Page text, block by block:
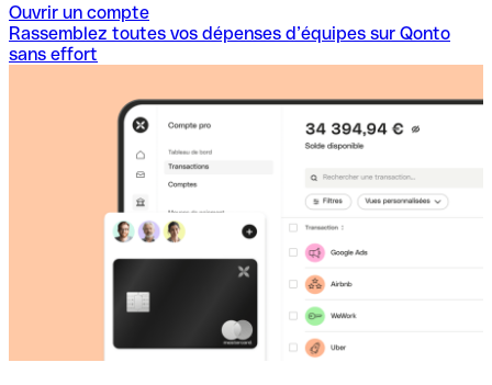
Ouvrir un compte
Rassemblez toutes vos dépenses d’équipes sur Qonto
sans effort